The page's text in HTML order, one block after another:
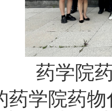
药学院
药学院药